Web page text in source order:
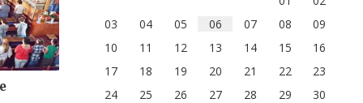
03
04 05 06 07 08
09
10
11 12 13 14 15
16
17
18 19 20 21 22
23
24
25 26 27 28 29
30